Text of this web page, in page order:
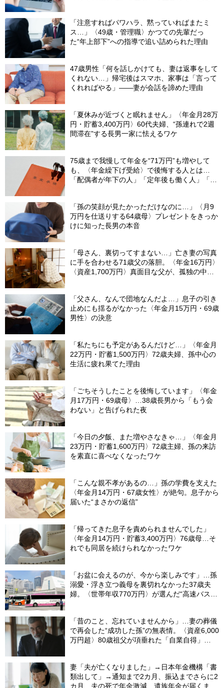
「注意すればパワハラ、黙っていればまたミ
ス…」〈49歳・管理職〉かつての先輩だっ
た“年上部下”への指導で追い詰められた理由
47歳男性「何を話しかけても、妻は返事をして
くれない…」帰宅後はスマホ、家事は「言って
くれればやる」――妻が会話を諦めた理由
「夏休みが近づくと眠れません」〈年金月28万
円・貯蓄3,400万円〉60代夫婦、“孫連れで2週
間滞在”する長男一家に怯えるワケ
75歳まで我慢して年金を“71万円”も増やして
も、〈年金繰下げ受給〉で後悔する人とは…
「配偶者が年下の人」「定年後も働く人」「特
「孫の笑顔が見たかっただけなのに…」〈月9
万円を仕送りする64歳母〉プレゼントをきっか
けに知った長男の本音
「母さん、裏切ってすまない…」亡き妻の写真
に手を合わせる71歳父の落胆。〈年金16万円〉
〈資産1,700万円〉真面目な父が、孤独の中で
「父さん、なんで団地なんだよ…」息子の引き
止めにも揺るがなかった〈年金月15万円・69歳
男性〉の決意
「私たちにも予定があるんだけど…」〈年金月
22万円・貯蓄1,500万円〉72歳夫婦、孫中心の
生活に疲れ果てた理由
「ごちそうしたことを後悔しています」〈年金
月17万円・69歳母〉…38歳長男から「もう会
わない」と告げられた夜
「今日の夕飯、また増やさなきゃ…」〈年金月
23万円・貯蓄1,600万円〉72歳主婦、孫の来訪
を素直に喜べなくなったワケ
「こんな親不孝があるの…」孫の学費を支えた
〈年金月14万円・67歳女性〉が絶句。息子から
届いた“まさかの返信”
「帰ってきた息子を責められませんでした」
〈年金月14万円・貯蓄3,400万円〉76歳母…そ
れでも同居を続けられなかったワケ
「お盆に会えるのが、今から楽しみです」…孫
溺愛・浮き立つ義母を裏切れなかった37歳夫
婦。〈世帯年収770万円〉が選んだ“高速バス帰
「昔のこと、忘れていませんから」…妻の葬儀
で再会した“成功した孫”の無表情。〈資産6,000
万円超〉80歳祖父が項垂れた「自業自得」
妻「夫が亡くなりました」→日本年金機構「書
類出して」→通知まで2カ月、振込までさらに2
カ月…夫の死で年金激減、遺族年金が届くまで